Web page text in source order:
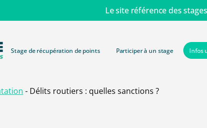
Le site référence des
Stage de récupération de points Participer à un stage Infos
- Délits routiers : quelles sanctions ?